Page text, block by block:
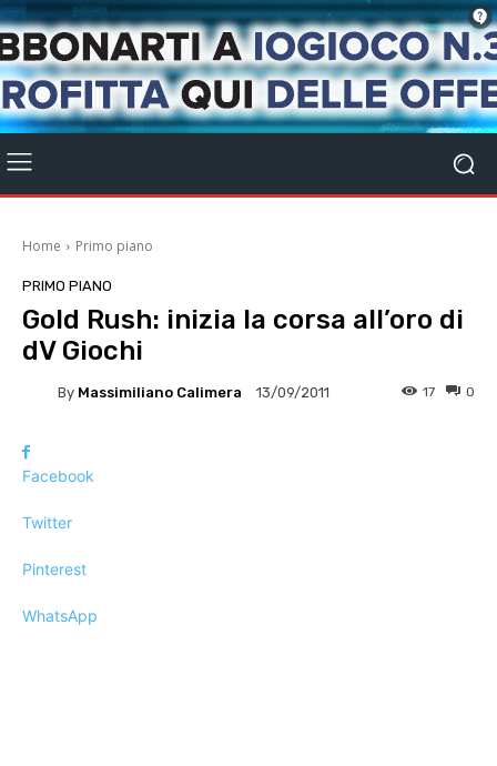
Home Primo piano
PRIMO PIANO
Gold Rush: inizia la corsa all’oro di
dV Giochi
By Massimiliano Calimera 13/09/2011 0
17
Facebook
Twitter
Pinterest
WhatsApp